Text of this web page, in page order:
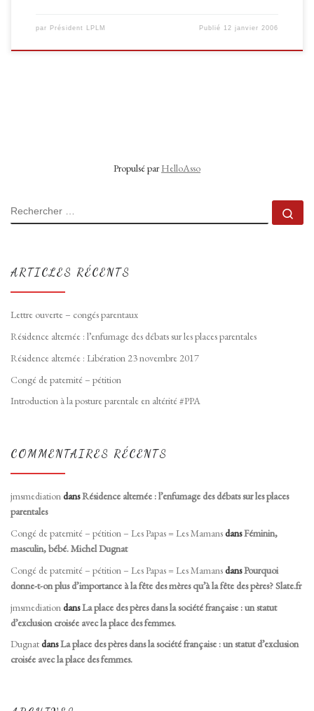
par Président LPLM Publié 12 janvier 2006
Propulsé parHelloAsso
RECHERCHER
ARTICLES RÉCENTS
Lettre ouverte – congés parentaux
Résidence alternée : l’enfumage des débats sur les places parentales
Résidence alternée : Libération 23 novembre 2017
Congé de paternité – pétition
Introduction à la posture parentale en altérité #PPA
COMMENTAIRES RÉCENTS
jmsmediationdansRésidence alternée : l’enfumage des débats sur les places
parentales
Congé de paternité – pétition – Les Papas = Les MamansdansFéminin,
masculin, bébé. Michel Dugnat
Congé de paternité – pétition – Les Papas = Les MamansdansPourquoi
donne-t-on plus d’importance à la fête des mères qu’à la fête des pères? Slate.fr
jmsmediation dansLa place des pères dans la société française : un statut
d’exclusion croisée avec la place des femmes.
DugnatdansLa place des pères dans la société française : un statut d’exclusion
croisée avec la place des femmes.